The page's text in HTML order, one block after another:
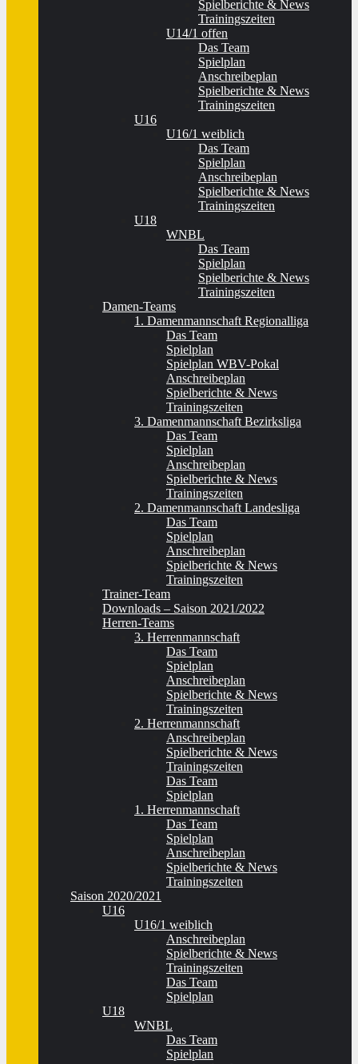
Spielberichte & News
Trainingszeiten
U14/1 offen
Das Team
Spielplan
Anschreibeplan
Spielberichte & News
Trainingszeiten
U16
U16/1 weiblich
Das Team
Spielplan
Anschreibeplan
Spielberichte & News
Trainingszeiten
U18
WNBL
Das Team
Spielplan
Spielberichte & News
Trainingszeiten
Damen-Teams
1. Damenmannschaft Regionalliga
Das Team
Spielplan
Spielplan WBV-Pokal
Anschreibeplan
Spielberichte & News
Trainingszeiten
3. Damenmannschaft Bezirksliga
Das Team
Spielplan
Anschreibeplan
Spielberichte & News
Trainingszeiten
2. Damenmannschaft Landesliga
Das Team
Spielplan
Anschreibeplan
Spielberichte & News
Trainingszeiten
Trainer-Team
Downloads – Saison 2021/2022
Herren-Teams
3. Herrenmannschaft
Das Team
Spielplan
Anschreibeplan
Spielberichte & News
Trainingszeiten
2. Herrenmannschaft
Anschreibeplan
Spielberichte & News
Trainingszeiten
Das Team
Spielplan
1. Herrenmannschaft
Das Team
Spielplan
Anschreibeplan
Spielberichte & News
Trainingszeiten
Saison 2020/2021
U16
U16/1 weiblich
Anschreibeplan
Spielberichte & News
Trainingszeiten
Das Team
Spielplan
U18
WNBL
Das Team
Spielplan